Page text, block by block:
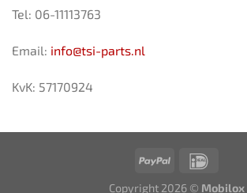
Tel: 06-11113763
Email: info@tsi-parts.nl
KvK: 57170924
Copyright 2026 © Mobilox